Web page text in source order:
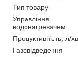
Тип товару
Управління
водонагревачем
Продуктивність, л/хв
Газовідведення